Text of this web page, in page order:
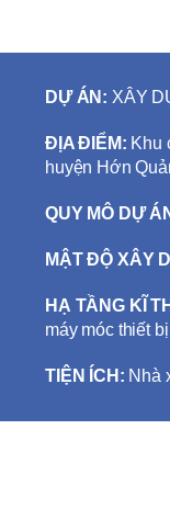
DỰ ÁN: XÂY
ĐỊA ĐIỂM: Khu
huyện Hớn
QUY MÔ DỰ
MẬT ĐỘ XÂY
HẠ TẦNG KĨ
máy móc thiết
TIỆN ÍCH: Nhà